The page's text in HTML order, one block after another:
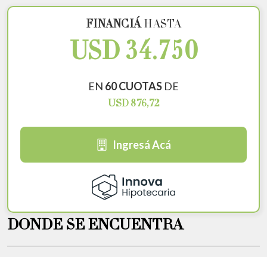
FINANCIÁHASTA
USD 34.750
EN 60 CUOTAS DE
USD 876,72
Ingresá Acá
DONDE SE ENCUENTRA